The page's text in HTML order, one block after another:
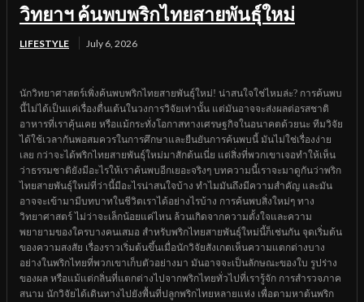
วิทยาฯ ค้นพบพริกไทยสายพันธุ์ใหม่
LIFESTYLE July 6, 2026
นักวิทยาศาสตร์เพิ่งค้นพบพริกไทยสายพันธุ์ใหม่! น่าสนใจใช่ไหมล่ะ? การค้นพบ
นี้ไม่ได้เป็นแค่เรื่องตื่นเต้นในวงการวิจัยเท่านั้น แต่มันอาจจะส่งผลต่อรสชาติ
อาหารที่เราคุ้นเคย หรือแม้กระทั่งโอกาสทางเศรษฐกิจในอนาคตด้วยนะ ทีมวิจัย
ได้ใช้เวลากันพอสมควรในการศึกษาและยืนยันการค้นพบนี้ มันไม่ใช่เรื่องง่าย
เลย กว่าจะได้พริกไทยสายพันธุ์ใหม่มาสักต้นเนี่ย แต่สิ่งที่พวกเขาเจอทำให้เห็น
ว่าธรรมชาติยังมีอะไรให้เราค้นพบอีกเยอะจริงๆ บทความนี้เราจะมาดูกันว่าพริก
ไทยสายพันธุ์ใหม่ที่ว่านี้มีอะไรน่าสนใจบ้าง ทำไมมันถึงมีความสำคัญ และมัน
อาจจะเข้ามามีบทบาทในชีวิตเราได้อย่างไรบ้าง การค้นพบสิ่งใหม่ๆ ทาง
วิทยาศาสตร์ ไม่ว่าจะเล็กน้อยแค่ไหน ล้วนเกิดจากความตั้งใจและความ
พยายามของใครบางคนเสมอ สำหรับพริกไทยสายพันธุ์ใหม่นี้ก็เช่นกัน จุดเริ่มต้น
ของความสงสัย เรื่องราวเริ่มต้นขึ้นเมื่อนักวิจัยสังเกตเห็นความแตกต่างบาง
อย่างในพริกไทยที่พวกเขาเก็บตัวอย่างมา มันอาจจะเป็นลักษณะของใบ รูปร่าง
ของผล หรือแม้แต่กลิ่นที่แตกต่างไปจากพริกไทยทั่วไปที่เรารู้จัก การสำรวจภาค
สนาม นักวิจัยได้เดินทางไปยังพื้นที่ปลูกพริกไทยหลายแห่ง เพื่อตามหาต้นพริก